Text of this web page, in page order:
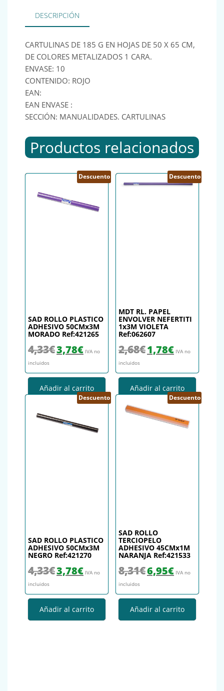
DESCRIPCIÓN
CARTULINAS DE 185 G EN HOJAS DE 50 X 65 CM,
DE COLORES METALIZADOS 1 CARA.
ENVASE: 10
CONTENIDO: ROJO
EAN:
EAN ENVASE :
SECCIÓN: MANUALIDADES. CARTULINAS
Productos relacionados
Descuento
SAD ROLLO PLASTICO
ADHESIVO 50CMx3M
MORADO Ref:421265
4,33€ El precio original era: 4,33€.
3,78€El precio actual es: 3,78€.
IVA no
incluidos
Añadir al carrito
Descuento
MDT RL. PAPEL
ENVOLVER NEFERTITI
1x3M VIOLETA
Ref:062607
2,68€ El precio original era: 2,68€.
1,78€El precio actual
IVA no
incluidos
Añadir al carrito
Descuento
SAD ROLLO PLASTICO
ADHESIVO 50CMx3M
NEGRO Ref:421270
4,33€ El precio original era: 4,33€.
3,78€El precio actual es: 3,78€.
IVA no
incluidos
Añadir al carrito
Descuento
SAD ROLLO
TERCIOPELO
ADHESIVO 45CMx1M
NARANJA Ref:421533
8,31€ El precio original era: 8,31€.
6,95€El precio actual
IVA no
incluidos
Añadir al carrito